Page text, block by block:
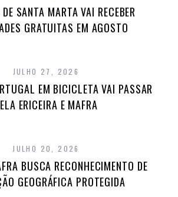
SANTA MARTA VAI RECEBER
GRATUITAS EM AGOSTO
JULHO 27, 2026
EM BICICLETA VAI PASSAR
ERICEIRA E MAFRA
JULHO 20, 2026
BUSCA RECONHECIMENTO DE
GEOGRÁFICA PROTEGIDA